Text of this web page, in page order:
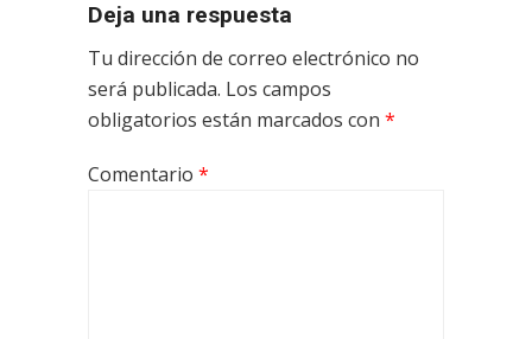
Deja una respuesta
Tu dirección de correo electrónico no
será publicada. Los campos
obligatorios están marcados con *
Comentario *